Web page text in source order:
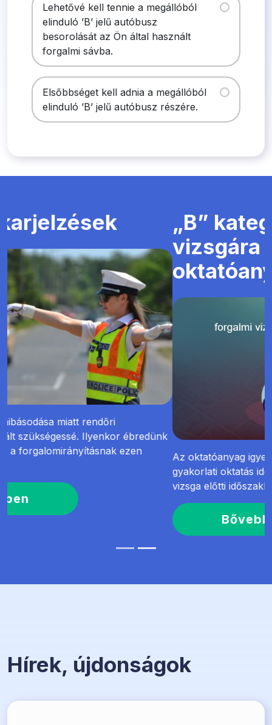
Lehetővé kell tennie a megállóból
elinduló ’B’ jelű autóbusz
besorolását az Ön által használt
forgalmi sávba.
Elsőbbséget kell adnia a megállóból
elinduló ’B’ jelű autóbusz részére.
„B” kategóriás forgalmi
vizsgára felkészítő
oktatóanyag
Az oktatóanyag igyekszik egyaránt segítséget nyújtani a
gyakorlati oktatás ideje alatt és közvetlenül a forgalmi
vizsga előtti időszakban is.
Bővebben
Hírek, újdonságok